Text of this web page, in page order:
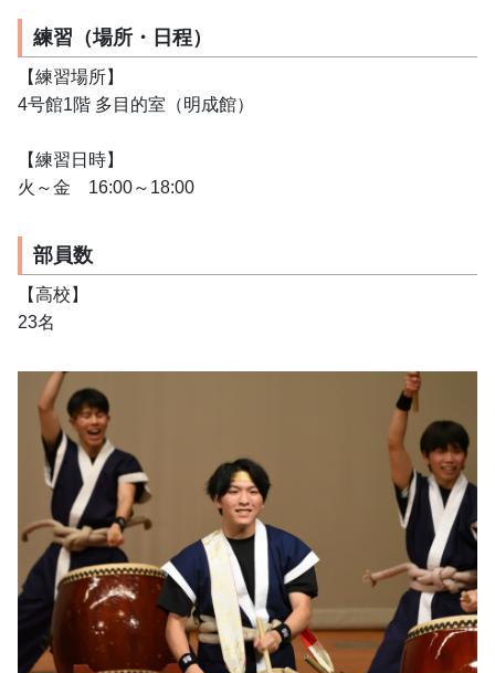
練習（場所・日程）
【練習場所】
4号館1階 多目的室（明成館）
【練習日時】
火～金　16:00～18:00
部員数
【高校】
23名